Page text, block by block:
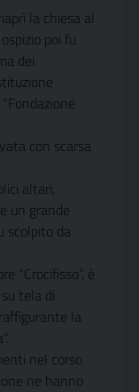
la chiesa al
poi fu
dei
con scarsa
altari,
un grande
scolpito da
“Crocifisso”, è
tela di
la
nel corso
ne hanno